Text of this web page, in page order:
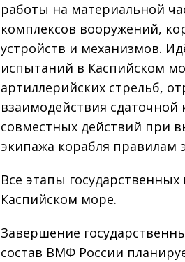
работы на материальной
комплексов вооружений,
устройств и механизмов.
испытаний в Каспийском
артиллерийских стрельб,
взаимодействия
совместных действий при
экипажа корабля правилам
Все этапы
Каспийском море.
Завершение
состав ВМФ России